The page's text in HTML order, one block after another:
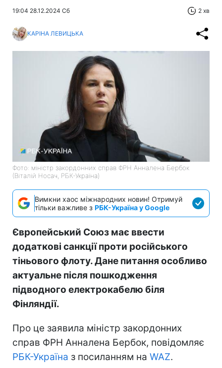
19:04 28.12.2024 Сб 2 хв
КАРІНА ЛЕВИЦЬКА
Фото: міністр закордонних справ ФРН Анналена Бербок
(Віталій Носач, РБК-Україна)
Вимкни хаос міжнародних новин! Отримуй
тільки важливе з РБК-Україна у Google
Європейський Союз має ввести
додаткові санкції проти російського
тіньового флоту. Дане питання особливо
актуальне після пошкодження
підводного електрокабелю біля
Фінляндії.
Про це заявила міністр закордонних
справ ФРН Анналена Бербок, повідомляє
РБК-Україна з посиланням на WAZ.